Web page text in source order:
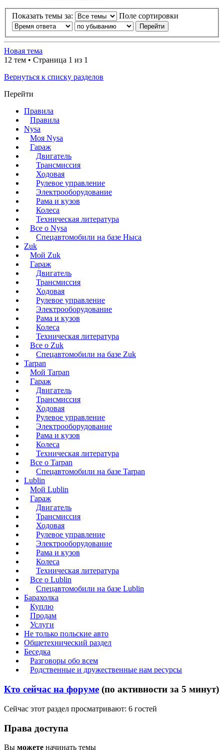
Показать темы за: Поле сортировки
Новая тема
12 тем • Страница 1 из 1
Вернуться к списку разделов
Перейти
Правила
Правила
Nysa
Моя Nysa
Гараж
Двигатель
Трансмиссия
Ходовая
Рулевое управление
Электрооборудование
Рама и кузов
Колеса
Техническая литература
Все о Nysa
Спецавтомобили на базе Ныса
Zuk
Мой Zuk
Гараж
Двигатель
Трансмиссия
Ходовая
Рулевое управление
Электрооборудование
Рама и кузов
Колеса
Техническая литература
Все о Zuk
Спецавтомобили на базе Zuk
Tarpan
Мой Tarpan
Гараж
Двигатель
Трансмиссия
Ходовая
Рулевое управление
Электрооборудование
Рама и кузов
Колеса
Техническая литература
Все о Tarpan
Спецавтомобили на базе Tarpan
Lublin
Мой Lublin
Гараж
Двигатель
Трансмиссия
Ходовая
Рулевое управление
Электрооборудование
Рама и кузов
Колеса
Техническая литература
Все о Lublin
Спецавтомобили на базе Lublin
Барахолка
Куплю
Продам
Услуги
Не только польские авто
Общетехнический раздел
Беседка
Разговоры обо всем
Родственные и дружественные нам ресурсы
Кто сейчас на форуме (по активности за 5 минут)
Сейчас этот раздел просматривают: 6 гостей
Права доступа
Вы можете начинать темы